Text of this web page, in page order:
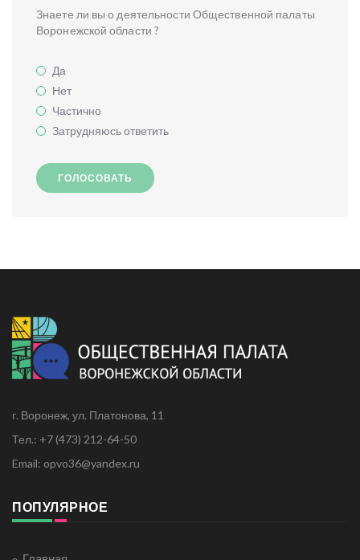
Знаете ли вы о деятельности Общественной палаты
Воронежской области ?
Да
Нет
Частично
Затрудняюсь ответить
ГОЛОСОВАТЬ
г. Воронеж, ул. Платонова, 11
Тел.: +7 (473) 212-64-50
Email: opvo36@yandex.ru
ПОПУЛЯРНОЕ